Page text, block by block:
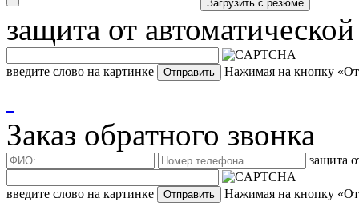
защита от
введите слово на картинке Нажимая на кнопку
Заказ обратного звонка
защита
введите слово на картинке Нажимая на кнопку